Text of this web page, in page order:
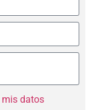
mis datos